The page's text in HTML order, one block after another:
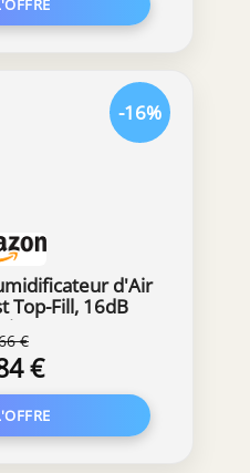
d'Air
Top-Fill, 16dB
€
€
-16%